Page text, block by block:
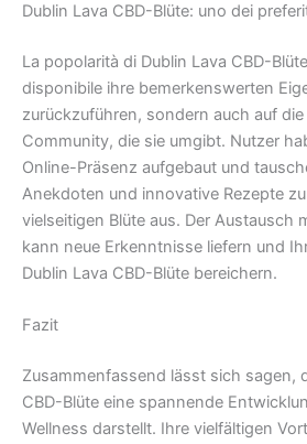
Dublin Lava CBD-Blüte: uno dei
La popolarità di Dublin Lava CBD-
disponibile ihre bemerkenswerten
zurückzuführen, sondern auch auf
Community, die sie umgibt. Nutzer
Online-Präsenz aufgebaut und
Anekdoten und innovative Rezepte
vielseitigen Blüte aus. Der Austausch
kann neue Erkenntnisse liefern und
Dublin Lava CBD-Blüte bereichern.
Fazit
Zusammenfassend lässt sich sagen,
CBD-Blüte eine spannende
Wellness darstellt. Ihre vielfältigen